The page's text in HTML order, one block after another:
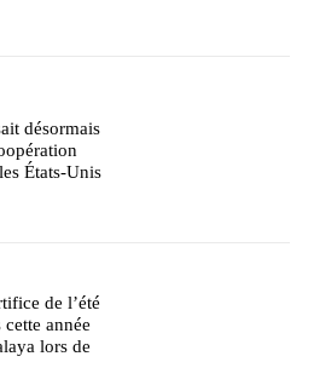
désormais
États-Unis
de l’été
année
lors de